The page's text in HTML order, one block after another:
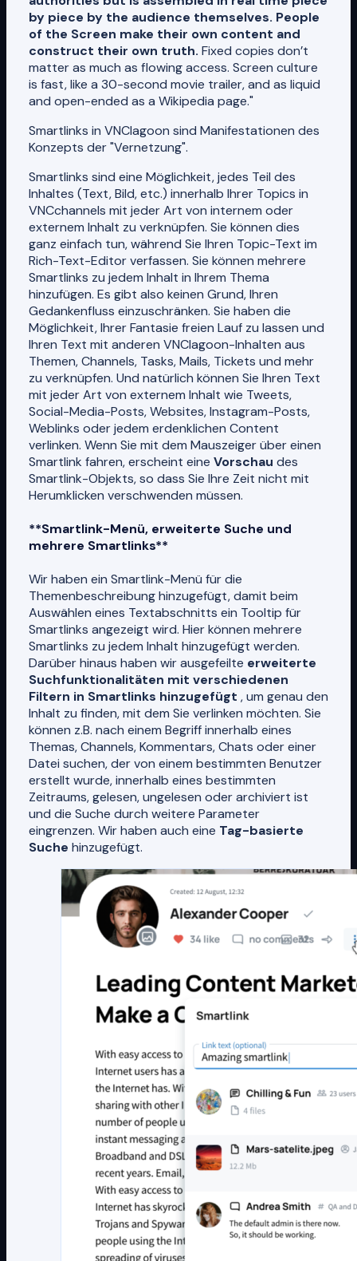
by piece by the audience themselves. People
of the Screen make their own content and
construct their own truth. Fixed copies don’t
matter as much as flowing access. Screen culture
is fast, like a 30-second movie trailer, and as liquid
and open-ended as a Wikipedia page."
Smartlinks in VNClagoon sind Manifestationen des
Konzepts der "Vernetzung".
Smartlinks sind eine Möglichkeit, jedes Teil des
Inhaltes (Text, Bild, etc.) innerhalb Ihrer Topics in
VNCchannels mit jeder Art von internem oder
externem Inhalt zu verknüpfen. Sie können dies
ganz einfach tun, während Sie Ihren Topic-Text im
Rich-Text-Editor verfassen. Sie können mehrere
Smartlinks zu jedem Inhalt in Ihrem Thema
hinzufügen. Es gibt also keinen Grund, Ihren
Gedankenfluss einzuschränken. Sie haben die
Möglichkeit, Ihrer Fantasie freien Lauf zu lassen und
Ihren Text mit anderen VNClagoon-Inhalten aus
Themen, Channels, Tasks, Mails, Tickets und mehr
zu verknüpfen. Und natürlich können Sie Ihren Text
mit jeder Art von externem Inhalt wie Tweets,
Social-Media-Posts, Websites, Instagram-Posts,
Weblinks oder jedem erdenklichen Content
verlinken. Wenn Sie mit dem Mauszeiger über einen
Smartlink fahren, erscheint eine Vorschau des
Smartlink-Objekts, so dass Sie Ihre Zeit nicht mit
Herumklicken verschwenden müssen.
**Smartlink-Menü, erweiterte Suche und
mehrere Smartlinks**
Wir haben ein Smartlink-Menü für die
Themenbeschreibung hinzugefügt, damit beim
Auswählen eines Textabschnitts ein Tooltip für
Smartlinks angezeigt wird. Hier können mehrere
Smartlinks zu jedem Inhalt hinzugefügt werden.
Darüber hinaus haben wir ausgefeilte erweiterte
Suchfunktionalitäten mit verschiedenen
Filtern in Smartlinks hinzugefügt , um genau den
Inhalt zu finden, mit dem Sie verlinken möchten. Sie
können z.B. nach einem Begriff innerhalb eines
Themas, Channels, Kommentars, Chats oder einer
Datei suchen, der von einem bestimmten Benutzer
erstellt wurde, innerhalb eines bestimmten
Zeitraums, gelesen, ungelesen oder archiviert ist
und die Suche durch weitere Parameter
eingrenzen. Wir haben auch eine Tag-basierte
Suche hinzugefügt.